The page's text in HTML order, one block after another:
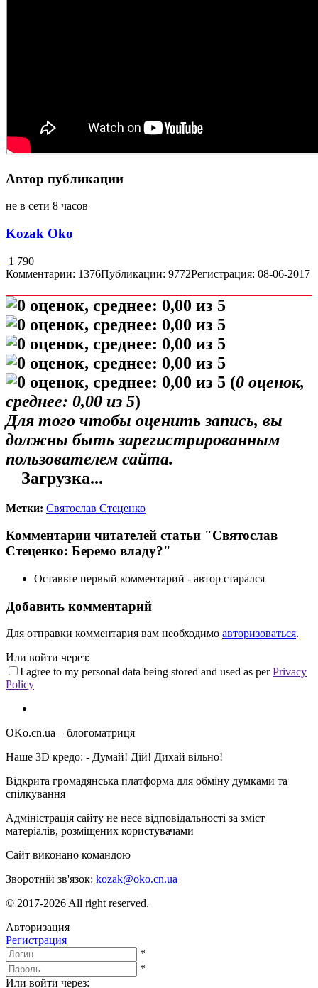
Автор публикации
не в сети 8 часов
Kozak Oko
1 790
Комментарии: 1376Публикации: 9772Регистрация: 08-06-2017
(0 оценок,
среднее: 0,00 из 5)
Для того чтобы оценить запись, вы
должны быть зарегистрированным
пользователем сайта.
Загрузка...
Метки: Святослав Стеценко
Комментарии читателей статьи "Святослав
Стеценко: Беремо владу?"
Оставьте первый комментарий - автор старался
Добавить комментарий
Для отправки комментария вам необходимо авторизоваться.
Или войти через:
I agree to my personal data being stored and used as perPrivacy
Policy
OKo.cn.ua – блогоматриця
Наше 3D кредо: - Думай! Дій! Дихай вільно!
Відкрита громадянська платформа для обміну думками та
спілкування
Адміністрація сайту не несе відповідальності за зміст
матеріалів, розміщених користувачами
Сайт виконано командою
Зворотній зв'язок: kozak@oko.cn.ua
© 2017-2026 All right reserved.
Авторизация
Регистрация
*
*
Или войти через: